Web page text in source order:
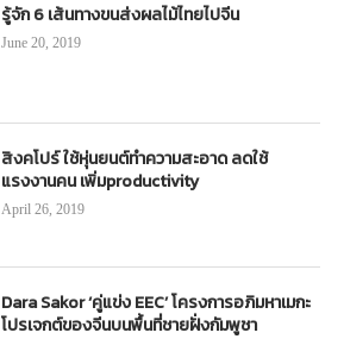
รู้จัก 6 เส้นทางขนส่งผลไม้ไทยไปจีน
June 20, 2019
สิงคโปร์ ใช้หุ่นยนต์ทำความสะอาด ลดใช้
แรงงานคน เพิ่มproductivity
April 26, 2019
Dara Sakor ‘คู่แข่ง EEC’ โครงการอภิมหาเมกะ
โปรเจกต์ของจีนบนพื้นที่ชายฝั่งกัมพูชา